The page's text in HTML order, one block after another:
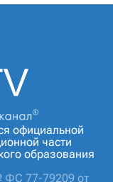
официальной
части
образования
ФС 77-79209 от